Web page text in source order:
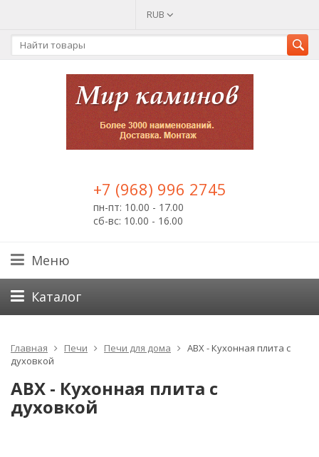
RUB
+7 (968) 996 2745
пн-пт: 10.00 - 17.00
сб-вс: 10.00 - 16.00
Меню
Каталог
Главная Печи Печи для дома
ABX - Кухонная плита с
духовкой
ABX - Кухонная плита с
духовкой